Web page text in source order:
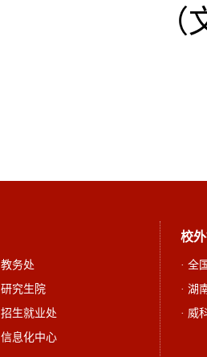
教务处
研究生院
招生就业处
信息化中心
校
· 全
· 湖
· 威